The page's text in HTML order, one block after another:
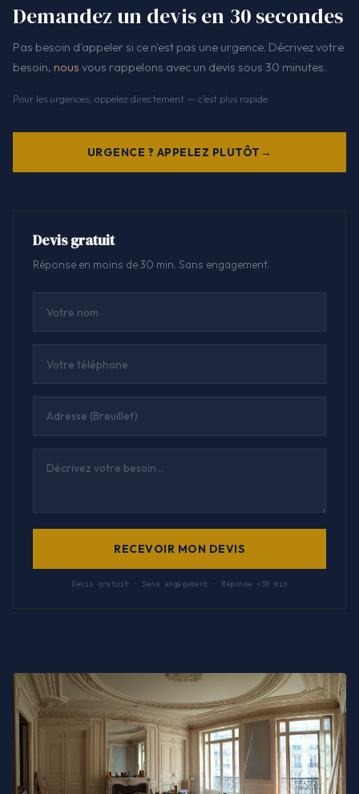
Demandez un devis en 30 secondes
Pas besoin d'appeler si ce n'est pas une urgence. Décrivez votre
besoin, nous vous rappelons avec un devis sous 30 minutes.
Pour les urgences, appelez directement — c'est plus rapide.
URGENCE ? APPELEZ PLUTÔT
Devis gratuit
Réponse en moins de 30 min. Sans engagement.
RECEVOIR MON DEVIS
Devis gratuit · Sans engagement · Réponse <30 min